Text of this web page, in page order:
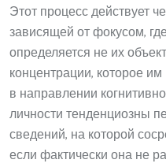
Этот процесс действует
зависящей от фокусом,
определяется не их
концентрации, которое
в направлении
личности тенденциозны
сведений, на которой
если фактически она не